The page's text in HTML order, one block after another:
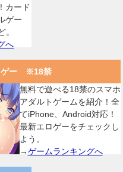
カード
ゲー
。
へ
ゲー ※18禁
無料で遊べる18禁のスマホ
アダルトゲームを紹介！全
てiPhone、Android対応！
最新エロゲーをチェックし
よう。
→ゲームランキングへ